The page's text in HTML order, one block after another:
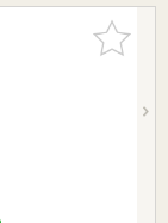
お気に入
りに追加